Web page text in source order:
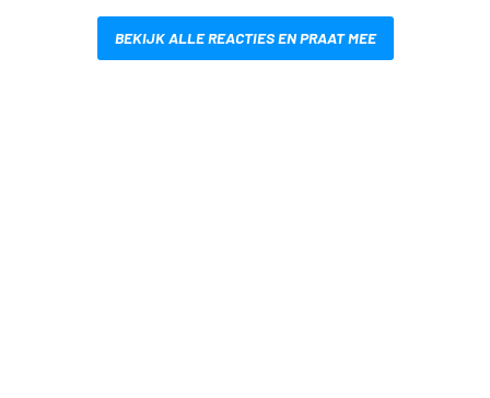
BEKIJK ALLE REACTIES EN PRAAT MEE